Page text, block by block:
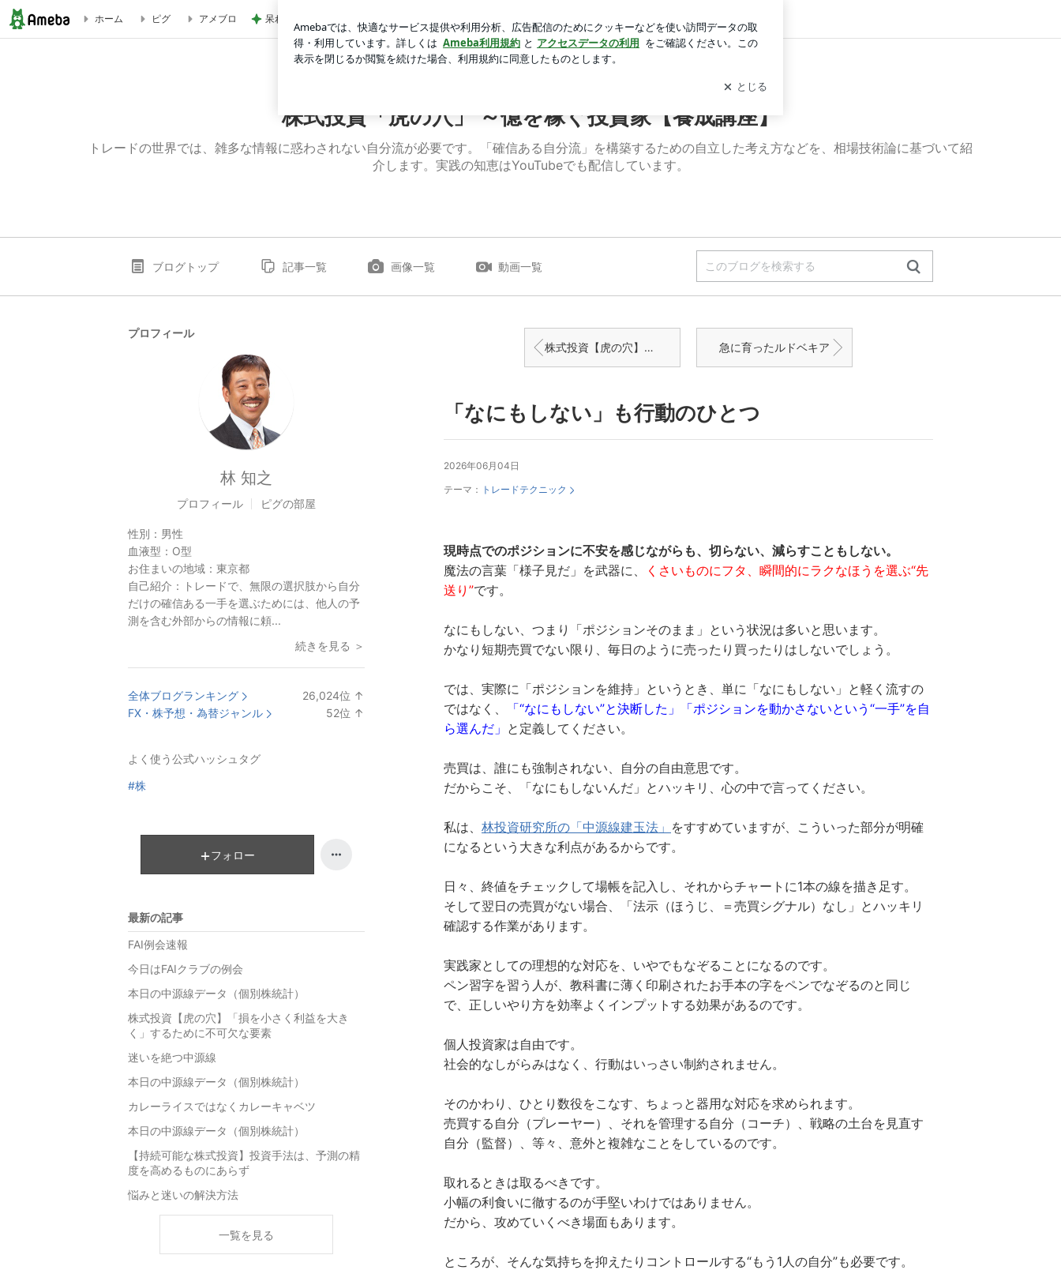
「なにもしない」も行動のひとつ | 株式投資「虎の穴」 ～億を稼ぐ投資家【養成講座】
ホーム ピグ アメブロ 呆れるしかなかった彼女の言葉 ログイン
株式投資「虎の穴」 ～億を稼ぐ投資家【養成講座】
トレードの世界では、雑多な情報に惑わされない自分流が必要です。「確信ある自分流」を構築するための自立した考え方などを、相場技術論に基づいて紹
介します。実践の知恵はYouTubeでも配信しています。
ブログトップ 記事一覧 画像一覧 動画一覧
株式投資【虎の穴】相場は、投資家の期待と逆に動く 急に育ったルドベキア
「なにもしない」も行動のひとつ
2026年06月04日
テーマ： トレードテクニック
現時点でのポジションに不安を感じながらも、切らない、減らすこともしない。
魔法の言葉「様子見だ」を武器に、
くさいものにフタ、瞬間的にラクなほうを選ぶ“先
送り”です。
なにもしない、つまり「ポジションそのまま」という状況は多いと思います。
かなり短期売買でない限り、毎日のように売ったり買ったりはしないでしょう。
では、実際に「ポジションを維持」というとき、単に「なにもしない」と軽く流すの
ではなく、
「“なにもしない”と決断した」「ポジションを動かさないという“一手”を自
ら選んだ」 と定義してください。
売買は、誰にも強制されない、自分の自由意思です。
だからこそ、「なにもしないんだ」とハッキリ、心の中で言ってください。
私は、 林投資研究所の「中源線建玉法」 をすすめていますが、こういった部分が明確
になるという大きな利点があるからです。
日々、終値をチェックして場帳を記入し、それからチャートに1本の線を描き足す。
そして翌日の売買がない場合、「法示（ほうじ、＝売買シグナル）なし」とハッキリ
確認する作業があります。
実践家としての理想的な対応を、いやでもなぞることになるのです。
ペン習字を習う人が、教科書に薄く印刷されたお手本の字をペンでなぞるのと同じ
で、正しいやり方を効率よくインプットする効果があるのです。
個人投資家は自由です。
社会的なしがらみはなく、行動はいっさい制約されません。
そのかわり、ひとり数役をこなす、ちょっと器用な対応を求められます。
売買する自分（プレーヤー）、それを管理する自分（コーチ）、戦略の土台を見直す
自分（監督）、等々、意外と複雑なことをしているのです。
取れるときは取るべきです。
小幅の利食いに徹するのが手堅いわけではありません。
だから、攻めていくべき場面もあります。
ところが、そんな気持ちを抑えたりコントロールする“もう1人の自分”も必要です。
プロフィール
林 知之
プロフィール ピグの部屋
性別： 男性
血液型： O型
お住まいの地域： 東京都
自己紹介：
トレードで、無限の選択肢から自分
だけの確信ある一手を選ぶためには、他人の予
測を含む外部からの情報に頼...
続きを見る ＞
全体ブログランキング 26,024位 ↑
FX・株予想・為替ジャンル 52位 ↑
よく使う公式ハッシュタグ
#株
フォロー
最新の記事
FAI例会速報
今日はFAIクラブの例会
本日の中源線データ（個別株統計）
株式投資【虎の穴】「損を小さく利益を大き
く」するために不可欠な要素
迷いを絶つ中源線
本日の中源線データ（個別株統計）
カレーライスではなくカレーキャベツ
本日の中源線データ（個別株統計）
【持続可能な株式投資】投資手法は、予測の精
度を高めるものにあらず
悩みと迷いの解決方法
一覧を見る